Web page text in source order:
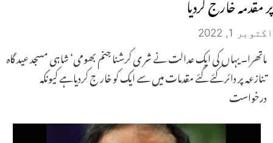
اکتوبر 1, 2022
ماتھرا۔ یہاں کی ایک عدالت نے شر ی کرشنا جنم بھومی‘ شاہی مسجد عید گاہ
تنازعہ پر دائر کئے گئے مقدمات میں سے ایک کو خار ج کردیاہے کیونکہ
درخواست